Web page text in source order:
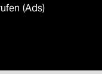
(Ads)